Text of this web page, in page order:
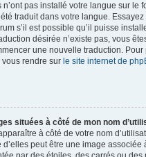
pas installé votre langue sur le
traduit dans votre langue.
s’il est possible qu’il puisse
désirée n’existe pas, vous
une nouvelle traduction. Pour
vous rendre sur le site internet de
situées à côté de mon nom
à côté de votre nom
peut être une image associée